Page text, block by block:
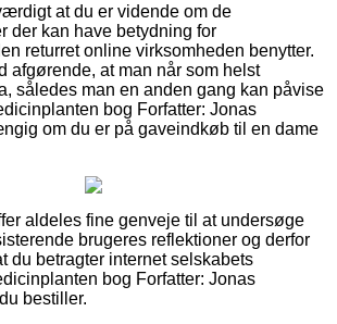
at du er vidende om de
der kan have betydning for
returret online virksomheden benytter.
afgørende, at man når som helst
således man en anden gang kan påvise
bog Forfatter: Jonas
om du er på gaveindkøb til en dame
aldeles fine genveje til at undersøge
brugeres reflektioner og derfor
du betragter internet selskabets
bog Forfatter: Jonas
bestiller.